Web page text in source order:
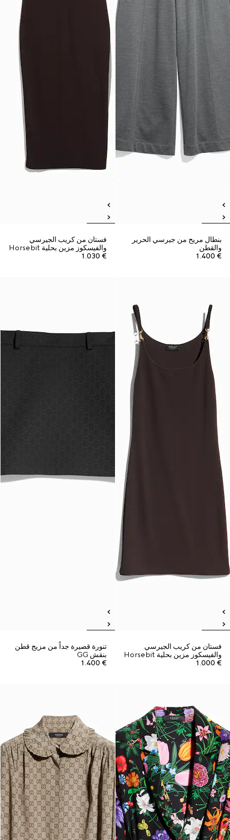
بنطال مريح من جيرسي الحرير
والقطن
€ 1.400
فستان من كريب الجيرسي
والفيسكوز مزين بحلية Horsebit
€ 1.030
فستان من كريب الجيرسي
والفيسكوز مزين بحلية Horsebit
€ 1.000
تنورة قصيرة جداً من مزيج قطن
بنقش GG
€ 1.400